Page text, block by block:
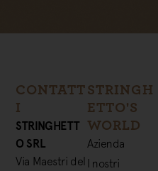
CONTATT
I
STRINGHETT
O SRL
Via Maestri del
STRINGH
ETTO'S
WORLD
Azienda
I nostri